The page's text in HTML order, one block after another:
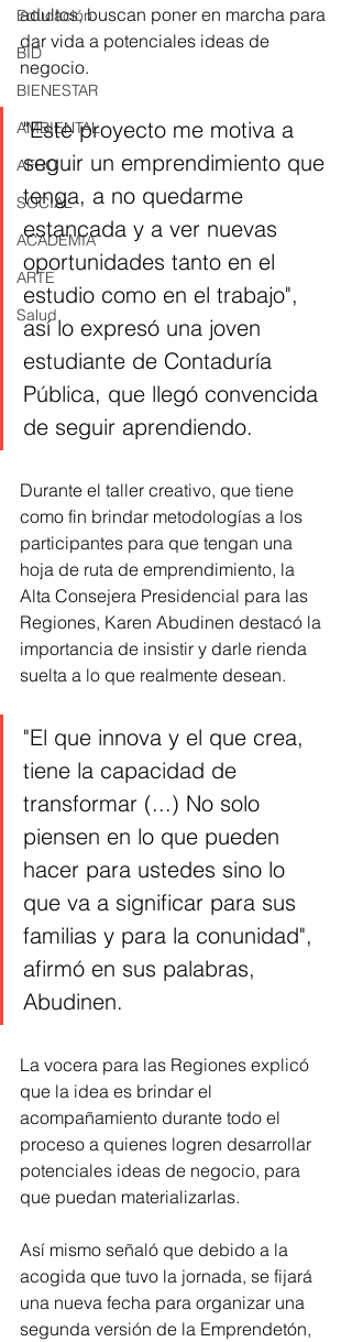
Educación
BID
BIENESTAR
AMBIENTAL
AFRO
SOCIAL
ACADEMIA
ARTE
Salud
adultos, buscan poner en marcha para
dar vida a potenciales ideas de
negocio.
"Este proyecto me motiva a
seguir un emprendimiento que
tenga, a no quedarme
estancada y a ver nuevas
oportunidades tanto en el
estudio como en el trabajo",
así lo expresó una joven
estudiante de Contaduría
Pública, que llegó convencida
de seguir aprendiendo.
Durante el taller creativo, que tiene
como fin brindar metodologías a los
participantes para que tengan una
hoja de ruta de emprendimiento, la
Alta Consejera Presidencial para las
Regiones, Karen Abudinen destacó la
importancia de insistir y darle rienda
suelta a lo que realmente desean.
"El que innova y el que crea,
tiene la capacidad de
transformar (...) No solo
piensen en lo que pueden
hacer para ustedes sino lo
que va a significar para sus
familias y para la conunidad",
afirmó en sus palabras,
Abudinen.
La vocera para las Regiones explicó
que la idea es brindar el
acompañamiento durante todo el
proceso a quienes logren desarrollar
potenciales ideas de negocio, para
que puedan materializarlas.
Así mismo señaló que debido a la
acogida que tuvo la jornada, se fijará
una nueva fecha para organizar una
segunda versión de la Emprendetón,